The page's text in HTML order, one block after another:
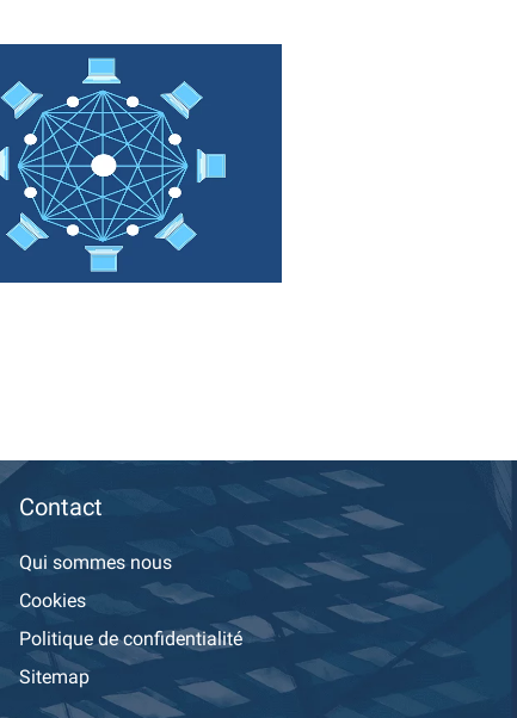
Contact
Qui sommes nous
Cookies
Politique de confidentialité
Sitemap